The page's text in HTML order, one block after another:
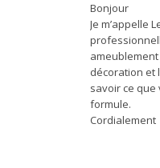
Bonjour
Je m’appelle
décoration et
savoir ce que
formule.
Cordialement